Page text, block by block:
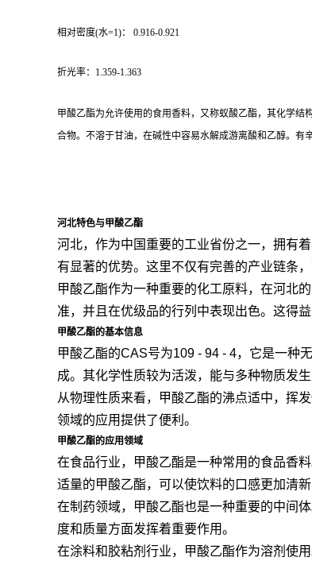
相对密度(水=1)： 0.916-0.921
折光率：1.359-1.363
甲酸乙酯为允许使用的食用香料，又称蚁酸乙酯，其化学
合物。不溶于甘油，在碱性中容易水解成游离酸和乙醇。有
河北特色与甲酸乙酯
河北，作为中国重要的工业省份之一，拥有
有显著的优势。这里不仅有完善的产业链条
甲酸乙酯作为一种重要的化工原料，在河北
准，并且在优级品的行列中表现出色。这得
甲酸乙酯的基本信息
甲酸乙酯的CAS号为109 - 94 - 4，它是一种
成。其化学性质较为活泼，能与多种物质发生
从物理性质来看，甲酸乙酯的沸点适中，挥
领域的应用提供了便利。
甲酸乙酯的应用领域
在食品行业，甲酸乙酯是一种常用的食品香
适量的甲酸乙酯，可以使饮料的口感更加清新
在制药领域，甲酸乙酯也是一种重要的中间
度和质量方面发挥着重要作用。
在涂料和胶粘剂行业，甲酸乙酯作为溶剂使